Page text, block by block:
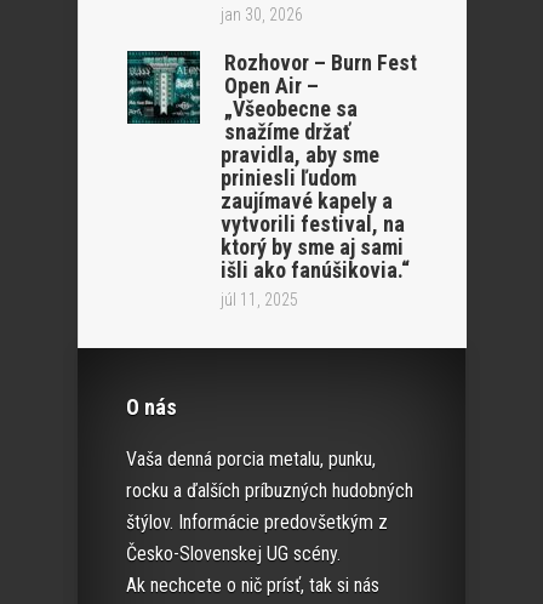
jan 30, 2026
Rozhovor – Burn Fest
Open Air –
„Všeobecne sa
snažíme držať
pravidla, aby sme
priniesli ľudom
zaujímavé kapely a
vytvorili festival, na
ktorý by sme aj sami
išli ako fanúšikovia.“
júl 11, 2025
O nás
Vaša denná porcia metalu, punku,
rocku a ďalších príbuzných hudobných
štýlov. Informácie predovšetkým z
Česko-Slovenskej UG scény.
Ak nechcete o nič prísť, tak si nás